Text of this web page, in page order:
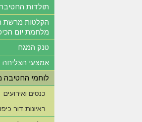
תולדות
הקלטות מרשת
מלחמת יום
טנק המגח
אמצעי הצליחה
לוחמי החטיבה
כנסים ואירועים
ראיונות דור